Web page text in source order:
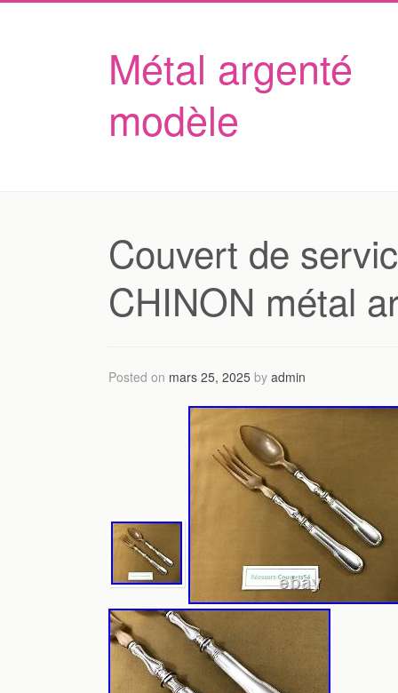
Métal argenté
modèle
Couvert de
CHINON métal
Posted on mars 25, 2025 by admin